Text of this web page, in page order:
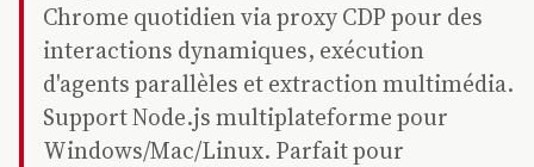
Chrome quotidien via proxy CDP pour des
interactions dynamiques, exécution
d'agents parallèles et extraction multimédia.
Support Node.js multiplateforme pour
Windows/Mac/Linux. Parfait pour